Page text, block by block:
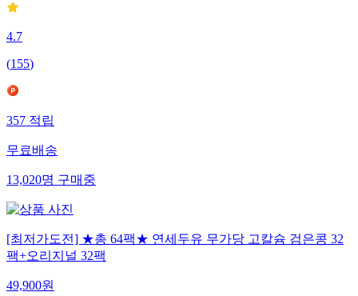
4.7
(155)
357 적립
무료배송
13,020명 구매중
[최저가도전] ★총 64팩★ 연세두유 무가당 고칼슘 검은콩 32
팩+오리지널 32팩
49,900원